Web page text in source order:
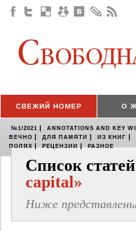
СВЕЖИЙ НОМЕР О
№1/2021 | ANNOTATIONS AND KEY
ВЕЧНО | ДЛЯ ПАМЯТИ | ИЗ КНИГ |
ПОЛЯХ | РЕЦЕНЗИИ | РАЗНОЕ
Список
capital»
Ниже